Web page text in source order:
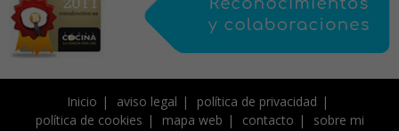
Inicio aviso legal
política de privacidad
política de cookies
mapa web contacto sobre mi